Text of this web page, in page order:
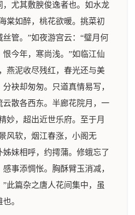
，尤其敷腴俊逸者也。如水龙
棠如醉，桃花欲暖。挑菜初
管。”如夜游宫云：“璧月何
今年，寒尚浅。”如临江仙
燕泥收尽残红，春光还与美
袂却匆匆。只道真情易写，
云散各西东。半廊花院月，一
妙，超出近世乐府。至于月
风软，烟江春涨，小阁无
姊妹相呼，约摴蒲。修蛾忘了
事添惆怅。胸酥臂玉消减，
此篇杂之唐人花间集中，虽
。